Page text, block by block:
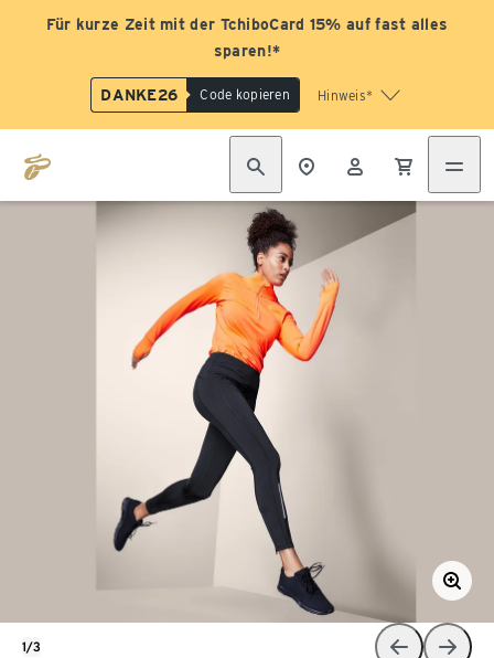
Für kurze Zeit mit der TchiboCard 15% auf fast alles
sparen!*
DANKE26 Code kopieren Hinweis*
1/3